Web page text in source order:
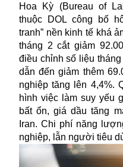
Hoa Kỳ (Bureau of
thuộc DOL công bố
tranh” nền kinh tế khá
tháng 2cắt giảm
điều chỉnh số liệu
dẫn đến giảm thêm
nghiệp tăng lên 4,4%.
hình việc làm suy yếu
bất ổn, giá dầu tăng
Iran. Chi phí năng
nghiệp, lẫn người tiêu